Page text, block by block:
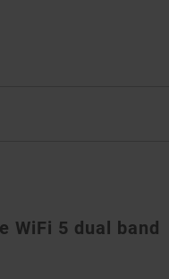
WiFi 5 dual band